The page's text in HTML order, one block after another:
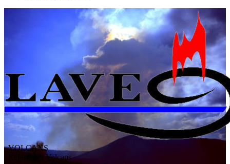
VOLCANS
/ Référentiel Volcans